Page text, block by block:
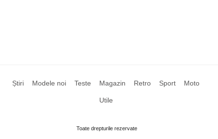
Știri Modele noi Teste Magazin Retro Sport Moto
Utile
Toate drepturile rezervate